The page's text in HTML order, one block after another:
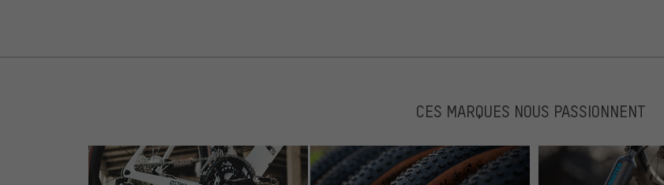
CES MARQUES NOUS PASSIONNENT